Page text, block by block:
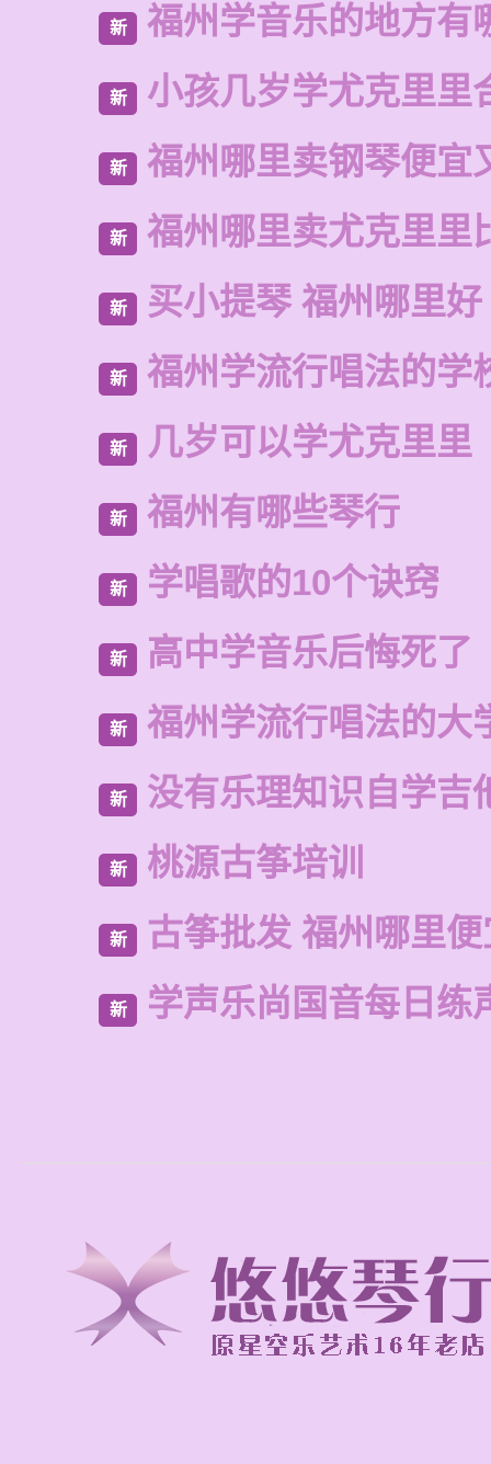
新 福州学音乐的地方有
新 小孩几岁学尤克里里
新 福州哪里卖钢琴便宜
新 福州哪里卖尤克里里
新 买小提琴 福州哪里好
新 福州学流行唱法的学
新 几岁可以学尤克里里
新 福州有哪些琴行
新 学唱歌的10个诀窍
新 高中学音乐后悔死了
新 福州学流行唱法的大
新 没有乐理知识自学吉
新 桃源古筝培训
新 古筝批发 福州哪里便
新 学声乐尚国音每日练